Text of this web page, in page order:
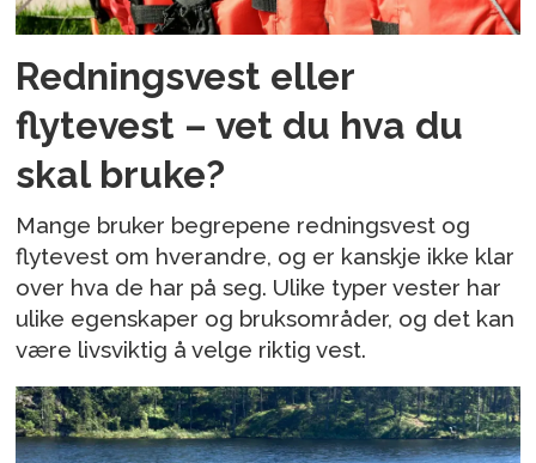
Redningsvest eller
flytevest – vet du hva du
skal bruke?
Mange bruker begrepene redningsvest og
flytevest om hverandre, og er kanskje ikke klar
over hva de har på seg. Ulike typer vester har
ulike egenskaper og bruksområder, og det kan
være livsviktig å velge riktig vest.